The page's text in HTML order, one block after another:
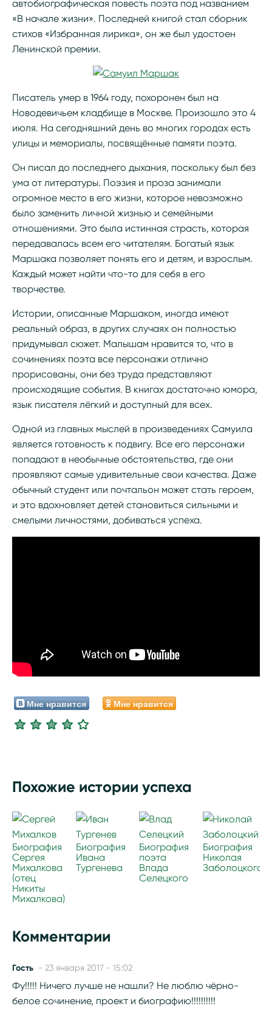
автобиографическая повесть поэта под названием
«В начале жизни». Последней книгой стал сборник
стихов «Избранная лирика», он же был удостоен
Ленинской премии.
Писатель умер в 1964 году, похоронен был на
Новодевичьем кладбище в Москве. Произошло это 4
июля. На сегодняшний день во многих городах есть
улицы и мемориалы, посвящённые памяти поэта.
Он писал до последнего дыхания, поскольку был без
ума от литературы. Поэзия и проза занимали
огромное место в его жизни, которое невозможно
было заменить личной жизнью и семейными
отношениями. Это была истинная страсть, которая
передавалась всем его читателям. Богатый язык
Маршака позволяет понять его и детям, и взрослым.
Каждый может найти что-то для себя в его
творчестве.
Истории, описанные Маршаком, иногда имеют
реальный образ, в других случаях он полностью
придумывал сюжет. Малышам нравится то, что в
сочинениях поэта все персонажи отлично
прорисованы, они без труда представляют
происходящие события. В книгах достаточно юмора,
язык писателя лёгкий и доступный для всех.
Одной из главных мыслей в произведениях Самуила
является готовность к подвигу. Все его персонажи
попадают в необычные обстоятельства, где они
проявляют самые удивительные свои качества. Даже
обычный студент или почтальон может стать героем,
и это вдохновляет детей становиться сильными и
смелыми личностями, добиваться успеха.
Мне нравится Мне нравится
Похожие истории успеха
Биография
Сергея
Михалкова
(отец
Никиты
Михалкова)
Биография
Ивана
Тургенева
Биография
поэта
Влада
Селецкого
Биография
Николая
Заболоцкого
Комментарии
Гость - 23 января 2017 - 15:02
Фу!!!!! Ничего лучше не нашли? Не люблю чёрно-
белое сочинение, проект и биографию!!!!!!!!!!